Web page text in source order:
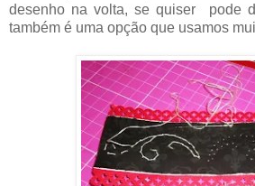
desenho na volta, se quiser pode
também é uma opção que usamos